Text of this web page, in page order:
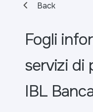
Back
Fogli
servizi di
IBL